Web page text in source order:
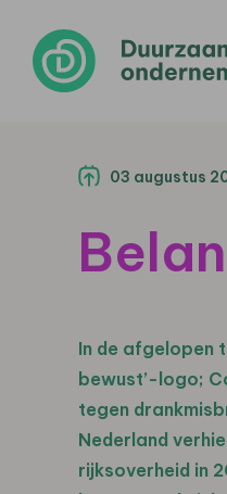
03 augustus
In de afgelopen
bewust’-logo;
tegen
Nederland
rijksoverheid in